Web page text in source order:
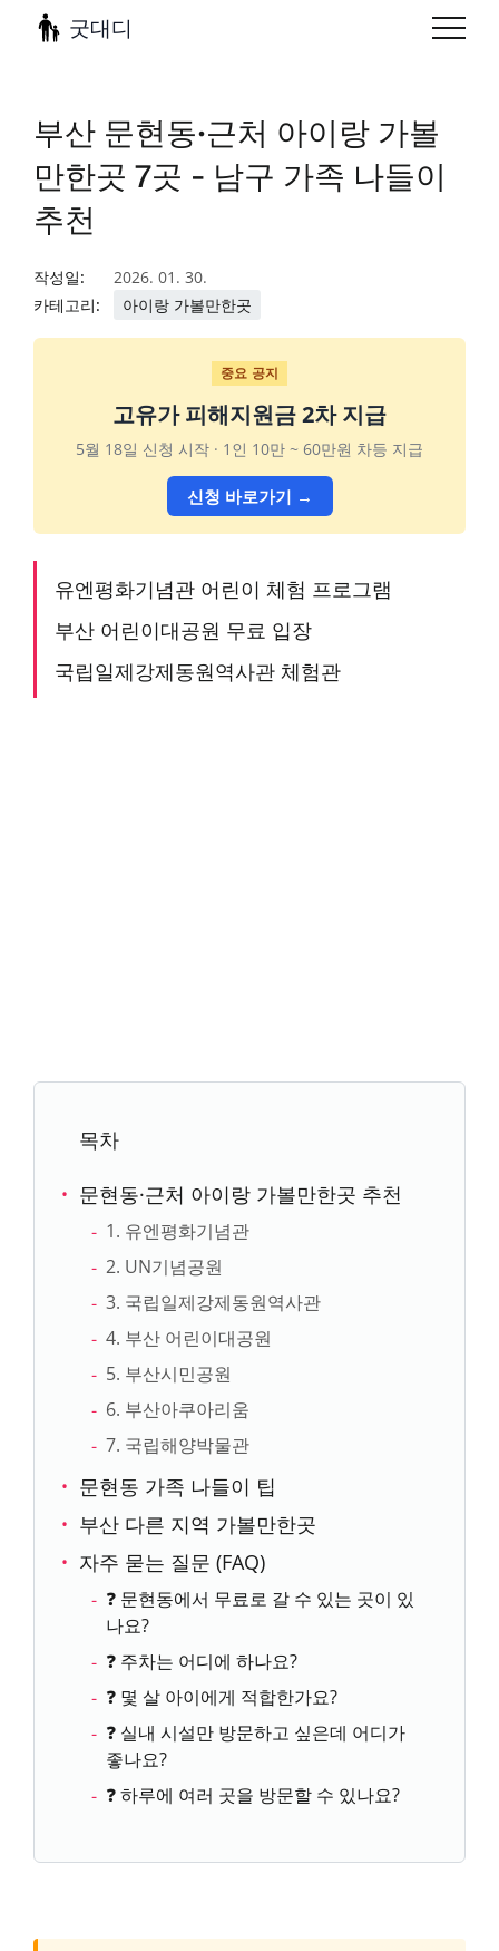
굿대디
부산 문현동·근처 아이랑 가볼
만한곳 7곳 - 남구 가족 나들이
추천
작성일:
2026. 01. 30.
카테고리:
아이랑 가볼만한곳
중요 공지
고유가 피해지원금 2차 지급
5월 18일 신청 시작 · 1인 10만 ~ 60만원 차등 지급
신청 바로가기 →
유엔평화기념관 어린이 체험 프로그램
부산 어린이대공원 무료 입장
국립일제강제동원역사관 체험관
목차
문현동·근처 아이랑 가볼만한곳 추천
1. 유엔평화기념관
2. UN기념공원
3. 국립일제강제동원역사관
4. 부산 어린이대공원
5. 부산시민공원
6. 부산아쿠아리움
7. 국립해양박물관
문현동 가족 나들이 팁
부산 다른 지역 가볼만한곳
자주 묻는 질문 (FAQ)
❓ 문현동에서 무료로 갈 수 있는 곳이 있
나요?
❓ 주차는 어디에 하나요?
❓ 몇 살 아이에게 적합한가요?
❓ 실내 시설만 방문하고 싶은데 어디가
좋나요?
❓ 하루에 여러 곳을 방문할 수 있나요?